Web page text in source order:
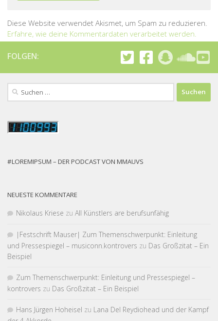
Diese Website verwendet Akismet, um Spam zu reduzieren.
Erfahre, wie deine Kommentardaten verarbeitet werden.
FOLGEN:
Suchen
#LOREMIPSUM – DER PODCAST VON MMAUVS
NEUESTE KOMMENTARE
Nikolaus Kriese zu All Künstlers are berufsunfähig
|Fest­schrift Mauser| Zum Themen­schwer­punkt: Einleitung
und Pressespiegel – musiconn.kontrovers zu Das Großzitat – Ein
Beispiel
Zum Themen­schwer­punkt: Einleitung und Pressespiegel –
kontrovers zu Das Großzitat – Ein Beispiel
Hans Jürgen Hoheisel zu Lana Del Reydiohead und der Kampf